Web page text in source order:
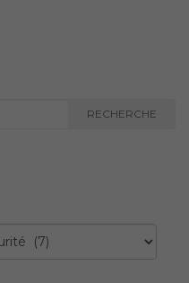
RECHERCHE